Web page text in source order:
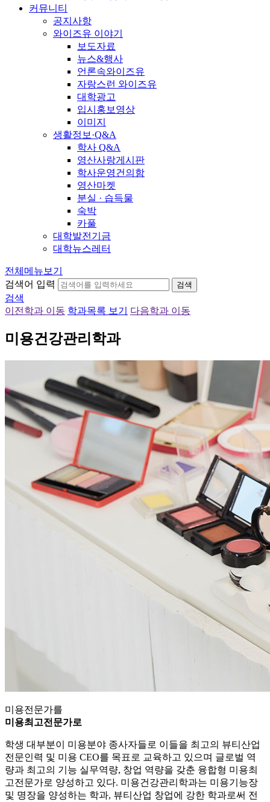
커뮤니티
공지사항
와이즈유 이야기
보도자료
뉴스&행사
언론속와이즈유
자랑스런 와이즈유
대학광고
입시홍보영상
이미지
생활정보·Q&A
학사 Q&A
영산사랑게시판
학사운영건의함
영산마켓
분실 · 습득물
숙박
카풀
대학발전기금
대학뉴스레터
전체메뉴보기
검색어 입력
검색
검색
이전학과 이동 학과목록 보기 다음학과 이동
미용건강관리학과
미용전문가를
미용최고전문가로
학생 대부분이 미용분야 종사자들로 이들을 최고의 뷰티산업
전문인력 및 미용 CEO를 목표로 교육하고 있으며 글로벌 역
량과 최고의 기능 실무역량, 창업 역량을 갖춘 융합형 미용최
고전문가로 양성하고 있다. 미용건강관리학과는 미용기능장
및 명장을 양성하는 학과, 뷰티산업 창업에 강한 학과로써 전